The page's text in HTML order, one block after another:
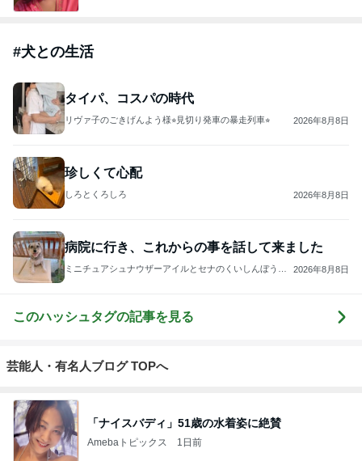
#犬との生活
タイパ、コスパの時代
リヴァ子のごきげんよう様⭐︎見切り発車の暴走列車⭐︎ 2026年8月8日
珍しくて心配
しろとくろしろ 2026年8月8日
病院に行き、これからの事を話して来ました
ミニチュアシュナウザーアイルとセナのくいしんぼう日
2026年8月8日
このハッシュタグの記事を見る
芸能人・有名人ブログ TOPへ
「ナイスバディ」51歳の水着姿に絶賛
Amebaトピックス 1日前